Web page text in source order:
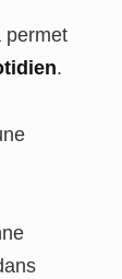
permet
.